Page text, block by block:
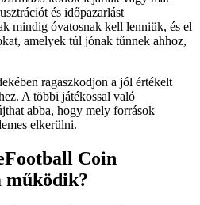
és időpazarlást
mindig óvatosnak kell lenniük, és el
amelyek túl jónak tűnnek ahhoz,
ragaszkodjon a jól értékelt
A többi játékossal való
abba, hogy mely források
elkerülni.
Coin
működik?